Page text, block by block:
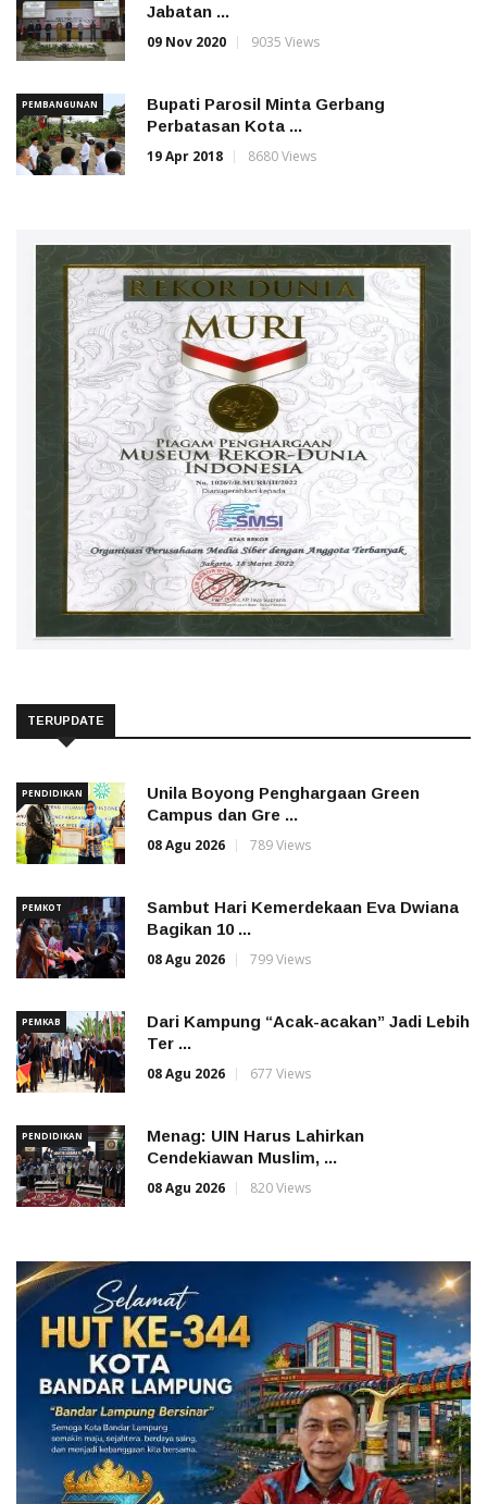
Jabatan ...
09 Nov 2020
9035 Views
PEMBANGUNAN
Bupati Parosil Minta Gerbang
Perbatasan Kota ...
19 Apr 2018
8680 Views
TERUPDATE
PENDIDIKAN
Unila Boyong Penghargaan Green
Campus dan Gre ...
08 Agu 2026
789 Views
PEMKOT
Sambut Hari Kemerdekaan Eva Dwiana
Bagikan 10 ...
08 Agu 2026
799 Views
PEMKAB
Dari Kampung “Acak-acakan” Jadi Lebih
Ter ...
08 Agu 2026
677 Views
PENDIDIKAN
Menag: UIN Harus Lahirkan
Cendekiawan Muslim, ...
08 Agu 2026
820 Views